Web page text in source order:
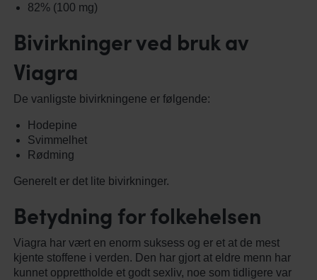
82% (100 mg)
Bivirkninger ved bruk av
Viagra
De vanligste bivirkningene er følgende:
Hodepine
Svimmelhet
Rødming
Generelt er det lite bivirkninger.
Betydning for folkehelsen
Viagra har vært en enorm suksess og er et at de mest
kjente stoffene i verden. Den har gjort at eldre menn har
kunnet opprettholde et godt sexliv, noe som tidligere var